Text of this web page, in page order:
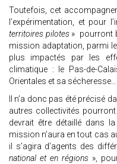
Toutefois, cet
l’expérimentation, et pour
territoires pilotes » pourront
mission adaptation, parmi
plus impactés par les
climatique : le Pas-de-
Orientales et sa sécheresse…
Il n’a donc pas été précisé
autres collectivités
devrait être détaillé dans
mission n’aura en tout cas
il s’agira d’agents des
national et en régions »,